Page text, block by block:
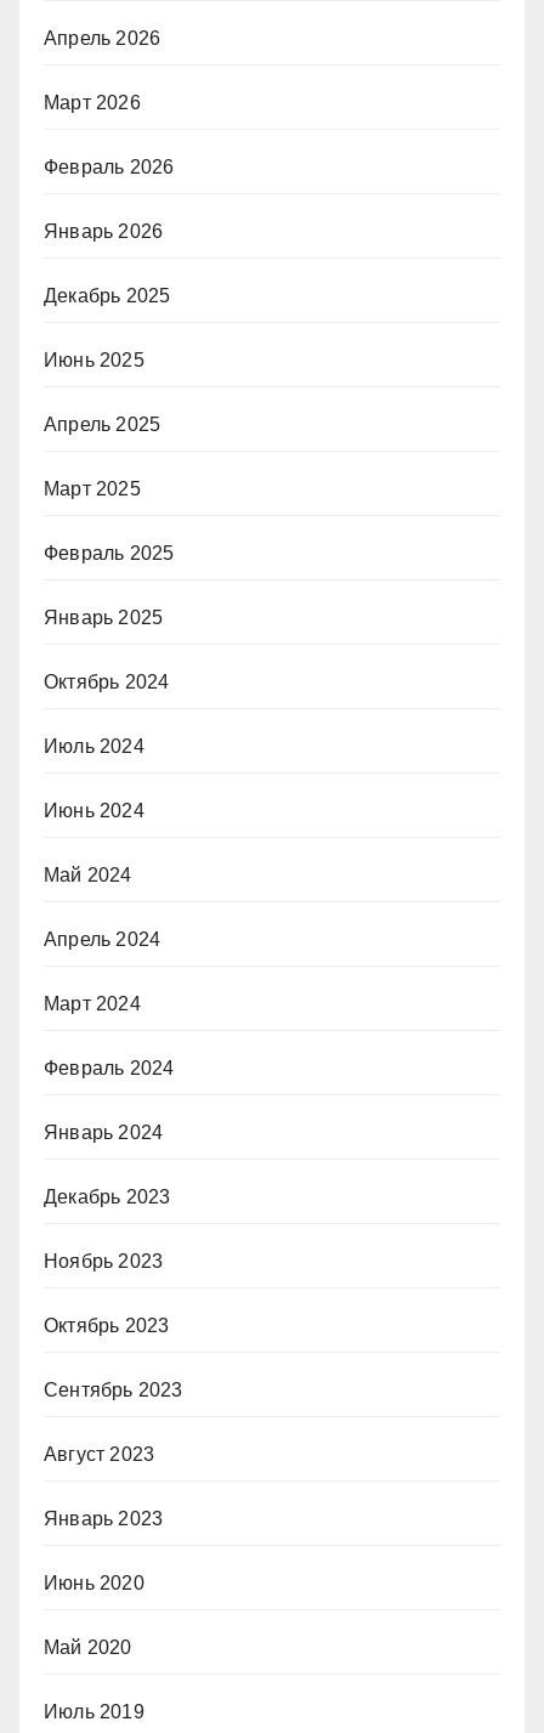
Апрель 2026
Март 2026
Февраль 2026
Январь 2026
Декабрь 2025
Июнь 2025
Апрель 2025
Март 2025
Февраль 2025
Январь 2025
Октябрь 2024
Июль 2024
Июнь 2024
Май 2024
Апрель 2024
Март 2024
Февраль 2024
Январь 2024
Декабрь 2023
Ноябрь 2023
Октябрь 2023
Сентябрь 2023
Август 2023
Январь 2023
Июнь 2020
Май 2020
Июль 2019